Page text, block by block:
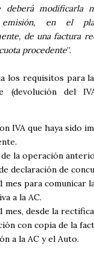
deberá modificarla
emisión, en el
de una factura
procedente”.
los requisitos para
(devolución del
IVA que haya sido
la operación
declaración de
mes para comunicar
a la AC.
mes, desde la
con copia de la
a la AC y el Auto.